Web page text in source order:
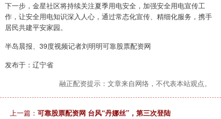
下一步，金星社区将持续关注夏季用电安全，加强安全用电宣传工
作，让安全用电知识深入人心，通过常态化宣传、精细化服务，携手
居民共建平安家园。
半岛晨报、39度视频记者刘明明可靠股票配资网
发布于：辽宁省
融正配资提示：文章来自网络，不代表本站观点。
上一篇： 可靠股票配资网 台风“丹娜丝”，第三次登陆